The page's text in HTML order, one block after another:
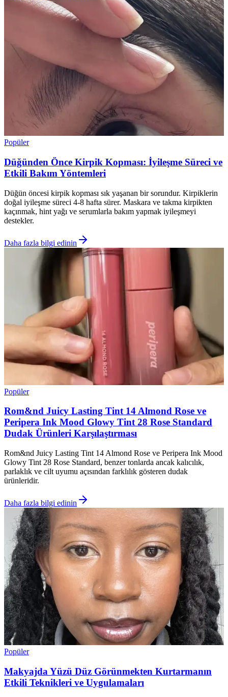
Popüler
Düğünden Önce Kirpik Kopması: İyileşme Süreci ve
Etkili Bakım Yöntemleri
Düğün öncesi kirpik kopması sık yaşanan bir sorundur. Kirpiklerin
doğal iyileşme süreci 4-8 hafta sürer. Maskara ve takma kirpikten
kaçınmak, hint yağı ve serumlarla bakım yapmak iyileşmeyi
destekler.
Daha fazla bilgi edinin
Popüler
Rom&nd Juicy Lasting Tint 14 Almond Rose ve
Peripera Ink Mood Glowy Tint 28 Rose Standard
Dudak Ürünleri Karşılaştırması
Rom&nd Juicy Lasting Tint 14 Almond Rose ve Peripera Ink Mood
Glowy Tint 28 Rose Standard, benzer tonlarda ancak kalıcılık,
parlaklık ve cilt uyumu açısından farklılık gösteren dudak
ürünleridir.
Daha fazla bilgi edinin
Popüler
Makyajda Yüzü Düz Görünmekten Kurtarmanın
Etkili Teknikleri ve Uygulamaları